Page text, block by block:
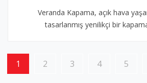
Veranda Kapama, açık hava
tasarlanmış yenilikçi bir
1 2 3 4 5